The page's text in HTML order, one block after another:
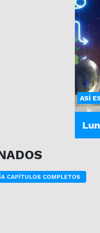
ASÍ
CAPÍTULOS COMPLETOS